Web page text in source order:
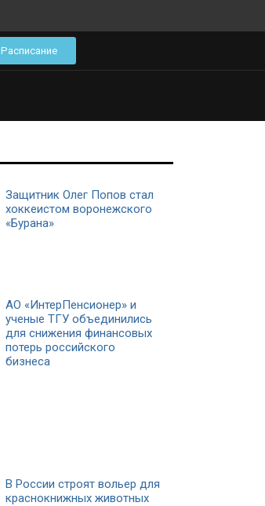
Расписание
Защитник Олег Попов стал
хоккеистом воронежского
«Бурана»
АО «ИнтерПенсионер» и
ученые ТГУ объединились
для снижения финансовых
потерь российского
бизнеса
В России строят вольер для
краснокнижных животных